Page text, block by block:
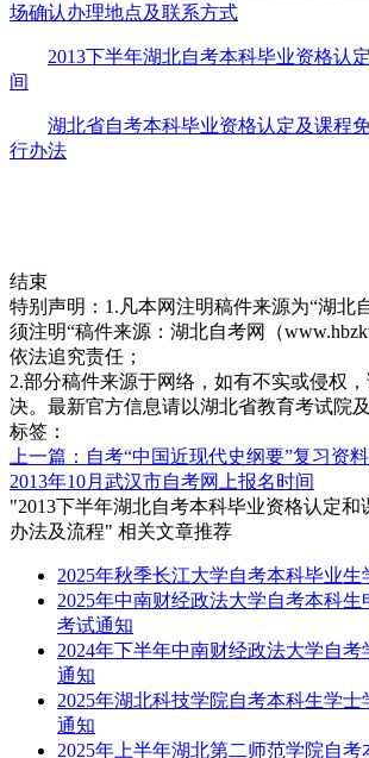
场确认办理地点及联系方式
2013下半年湖北自考本科毕业资格认
间
湖北省自考本科毕业资格认定及课程
行办法
结束
特别声明：1.凡本网注明稿件来源为“湖北
须注明“稿件来源：湖北自考网（
依法追究责任；
2.部分稿件来源于网络，如有不实或侵权
决。最新官方信息请以湖北省教育考试院
标签：
上一篇：自考“中国近现代史纲要”复习资
2013年10月武汉市自考网上报名时间
"2013下半年湖北自考本科毕业资格认定和
办法及流程" 相关文章推荐
2025年秋季长江大学自考本科毕业生
2025年中南财经政法大学自考本科
考试通知
2024年下半年中南财经政法大学自考
通知
2025年湖北科技学院自考本科生学士
通知
2025年上半年湖北第二师范学院自